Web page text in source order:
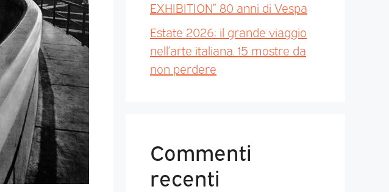
EXHIBITION” 80 anni di Vespa
Estate 2026: il grande viaggio
nell’arte italiana. 15 mostre da
non perdere
Commenti
recenti